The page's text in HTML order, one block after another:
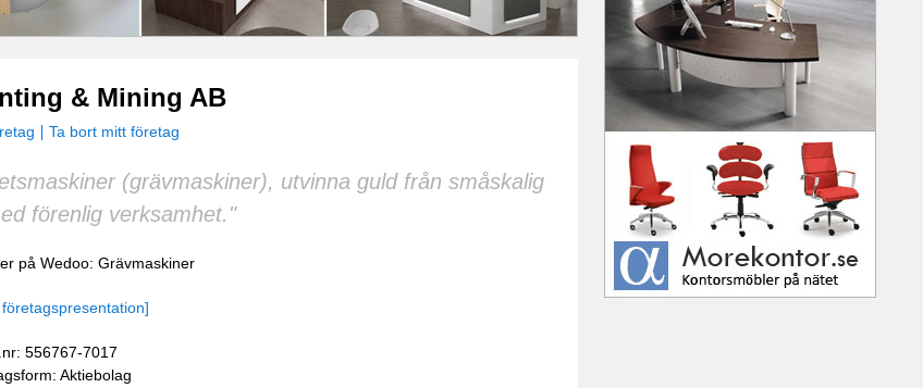
& Mining AB
Ta bort mitt företag
(grävmaskiner), utvinna guld från småskalig
förenlig verksamhet."
på Wedoo: Grävmaskiner
556767-7017
Aktiebolag